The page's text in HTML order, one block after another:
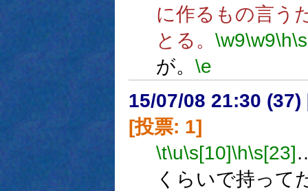
に作るもの言う
とる。 \w9\w9\h
が。 \e
15/07/08 21:30 (37)
[投票: 1]
\t\u\s[10]\h\s[23]
くらいで持って